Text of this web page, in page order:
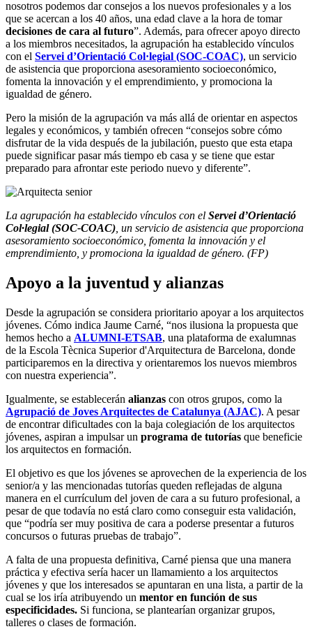
nosotros podemos dar consejos a los nuevos profesionales y a los
que se acercan a los 40 años, una edad clave a la hora de tomar
decisiones de cara al futuro”. Además, para ofrecer apoyo directo
a los miembros necesitados, la agrupación ha establecido vínculos
con el Servei d’Orientació Col·legial (SOC-COAC), un servicio
de asistencia que proporciona asesoramiento socioeconómico,
fomenta la innovación y el emprendimiento, y promociona la
igualdad de género.
Pero la misión de la agrupación va más allá de orientar en aspectos
legales y económicos, y también ofrecen “consejos sobre cómo
disfrutar de la vida después de la jubilación, puesto que esta etapa
puede significar pasar más tiempo eb casa y se tiene que estar
preparado para afrontar este periodo nuevo y diferente”.
La agrupación ha establecido vínculos con el Servei d’Orientació
Col·legial (SOC-COAC) , un servicio de asistencia que proporciona
asesoramiento socioeconómico, fomenta la innovación y el
emprendimiento, y promociona la igualdad de género. (FP)
Apoyo a la juventud y alianzas
Desde la agrupación se considera prioritario apoyar a los arquitectos
jóvenes. Cómo indica Jaume Carné, “nos ilusiona la propuesta que
hemos hecho a ALUMNI-ETSAB, una plataforma de exalumnas
de la Escola Tècnica Superior d'Arquitectura de Barcelona, donde
participaremos en la directiva y orientaremos los nuevos miembros
con nuestra experiencia”.
Igualmente, se establecerán alianzas con otros grupos, como la
Agrupació de Joves Arquitectes de Catalunya (AJAC). A pesar
de encontrar dificultades con la baja colegiación de los arquitectos
jóvenes, aspiran a impulsar un programa de tutorías que beneficie
los arquitectos en formación.
El objetivo es que los jóvenes se aprovechen de la experiencia de los
senior/a y las mencionadas tutorías queden reflejadas de alguna
manera en el currículum del joven de cara a su futuro profesional, a
pesar de que todavía no está claro como conseguir esta validación,
que “podría ser muy positiva de cara a poderse presentar a futuros
concursos o futuras pruebas de trabajo”.
A falta de una propuesta definitiva, Carné piensa que una manera
práctica y efectiva sería hacer un llamamiento a los arquitectos
jóvenes y que los interesados se apuntaran en una lista, a partir de la
cual se los iría atribuyendo un mentor en función de sus
especificidades. Si funciona, se plantearían organizar grupos,
talleres o clases de formación.